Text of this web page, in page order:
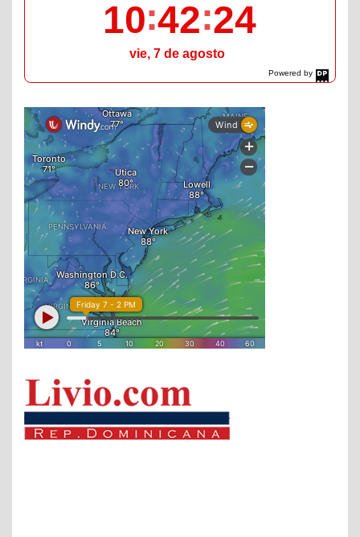
Powered by
DaysPedia.com
10 42 25
vie, 7 de agosto